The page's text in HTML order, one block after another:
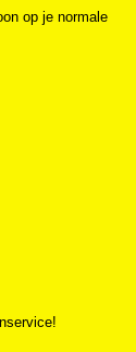
op je normale